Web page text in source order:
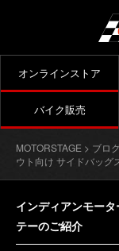
オンラインストア
バイク販売
MOTORSTAGE > ブロ
ウト向け サイドバッグ
インディアンモー
テーのご紹介